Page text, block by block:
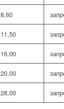
8,60
11,50
16,00
20,00
28,00